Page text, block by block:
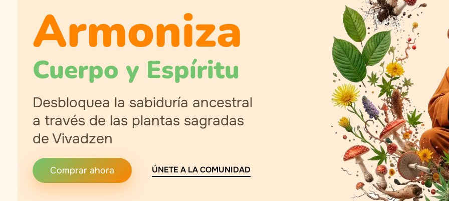
Armoniza
Cuerpo y Espíritu
Desbloquea la sabiduría ancestral
a través de las plantas sagradas
de Vivadzen
Comprar ahora ÚNETE A LA COMUNIDAD